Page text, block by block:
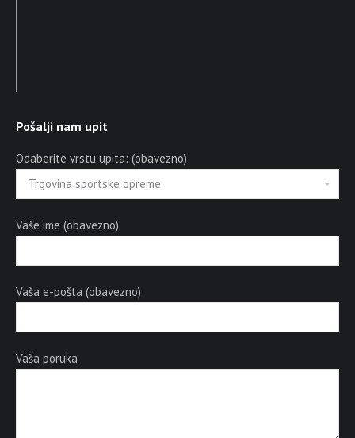
Pošalji nam upit
Odaberite vrstu upita: (obavezno)
Vaše ime (obavezno)
Vaša e-pošta (obavezno)
Vaša poruka